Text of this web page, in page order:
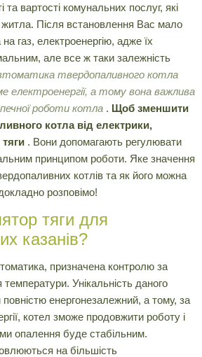
та вартості комунальних послуг, які
житла. Після встановлення Вас мало
газ, електроенергію, адже їх
але все ж таки залежність
твердопаливного котла
електроенергії, а тому вона важлива
роботи котла . Щоб зменшити
котла від електрики,
. Вони допомагають регулювати
принципом роботи. Яке значення
котлів та як його можна
розповімо!
тяги для
казанів?
призначена контролю за
температури. Унікальність даного
енергонезалежний, а тому, за
котел зможе продовжити роботу і
опалення буде стабільним.
на більшість